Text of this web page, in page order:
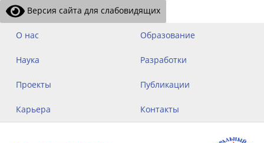
Версия сайта для слабовидящих
О нас Образование
Наука Разработки
Проекты Публикации
Карьера Контакты